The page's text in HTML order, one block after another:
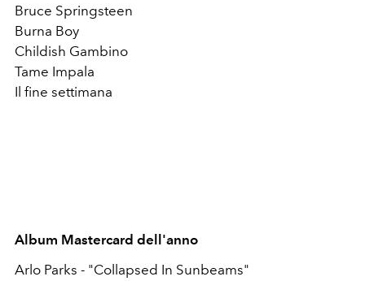
Bruce Springsteen
Burna Boy
Childish Gambino
Tame Impala
Il fine settimana
Album Mastercard dell'anno
Arlo Parks - "Collapsed In Sunbeams"